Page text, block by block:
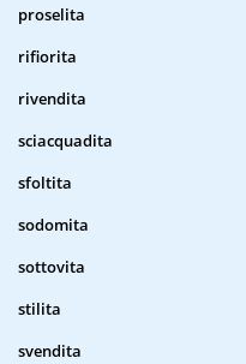
proselita
rifiorita
rivendita
sciacquadita
sfoltita
sodomita
sottovita
stilita
svendita